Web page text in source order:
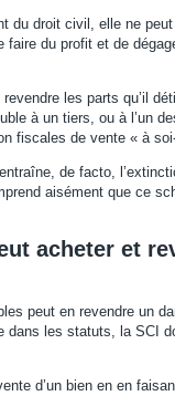
du droit civil, elle ne
du profit et de
les parts qu’il
à un tiers, ou à l’un
fiscales de vente « à
de facto,
aisément que ce
acheter et
peut en revendre un
dans les statuts, la SCI
d’un bien en en